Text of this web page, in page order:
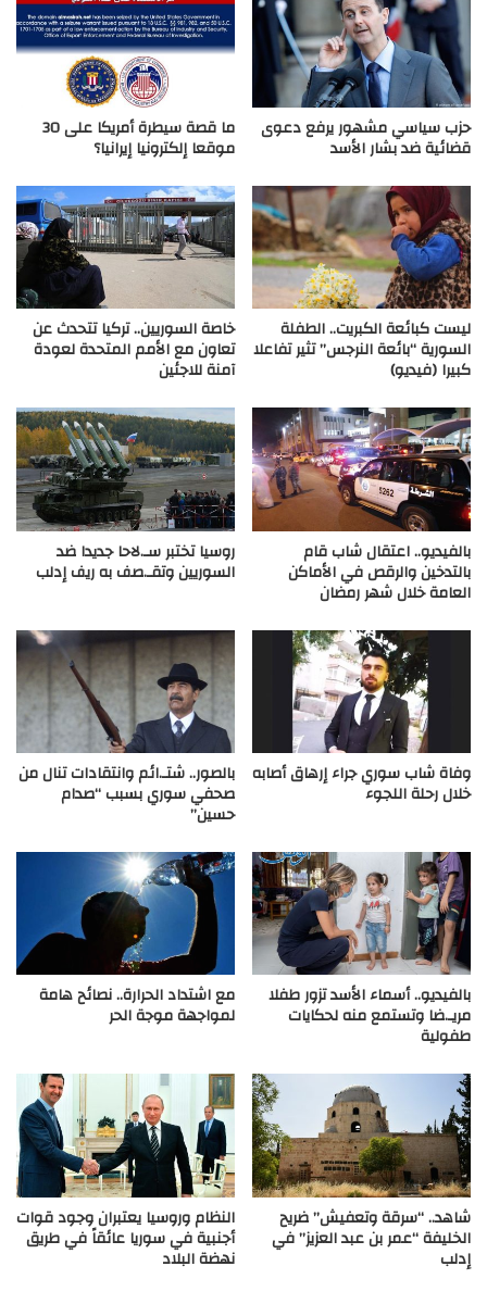
حزب سياسي مشهور يرفع دعوى
قضائية ضد بشار الأسد
ما قصة سيطرة أمريكا على 30
موقعا إلكترونيا إيرانيا؟
ليست كبائعة الكبريت.. الطفلة
السورية “بائعة النرجس” تثير تفاعلا
كبيرا (فيديو)
خاصة السوريين.. تركيا تتحدث عن
تعاون مع الأمم المتحدة لعودة
آمنة للاجئين
بالفيديو.. اعتقال شاب قام
بالتدخين والرقص في الأماكن
العامة خلال شهر رمضان
روسيا تختبر سـ.لاحا جديدا ضد
السوريين وتقـ.صف به ريف إدلب
وفاة شاب سوري جراء إرهاق أصابه
خلال رحلة اللجوء
بالصور.. شتـ.ائم وانتقادات تنال من
صحفي سوري بسبب “صدام
حسين”
بالفيديو.. أسماء الأسد تزور طفلا
مريـ.ضا وتستمع منه لحكايات
طفولية
مع اشتداد الحرارة.. نصائح هامة
لمواجهة موجة الحر
شاهد.. “سرقة وتعفيش” ضريح
الخليفة “عمر بن عبد العزيز” في
إدلب
النظام وروسيا يعتبران وجود قوات
أجنبية في سوريا عائقاً في طريق
نهضة البلاد